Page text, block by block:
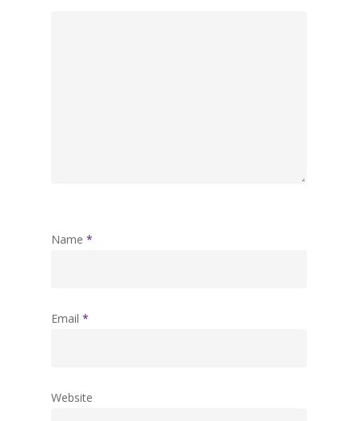
Name *
Email *
Website